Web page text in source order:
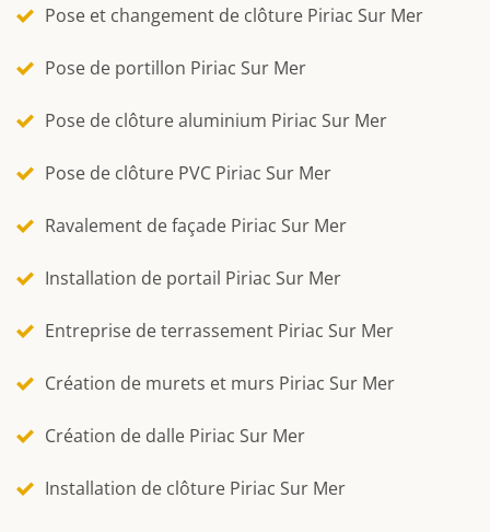
Pose et changement de clôture Piriac Sur Mer
Pose de portillon Piriac Sur Mer
Pose de clôture aluminium Piriac Sur Mer
Pose de clôture PVC Piriac Sur Mer
Ravalement de façade Piriac Sur Mer
Installation de portail Piriac Sur Mer
Entreprise de terrassement Piriac Sur Mer
Création de murets et murs Piriac Sur Mer
Création de dalle Piriac Sur Mer
Installation de clôture Piriac Sur Mer